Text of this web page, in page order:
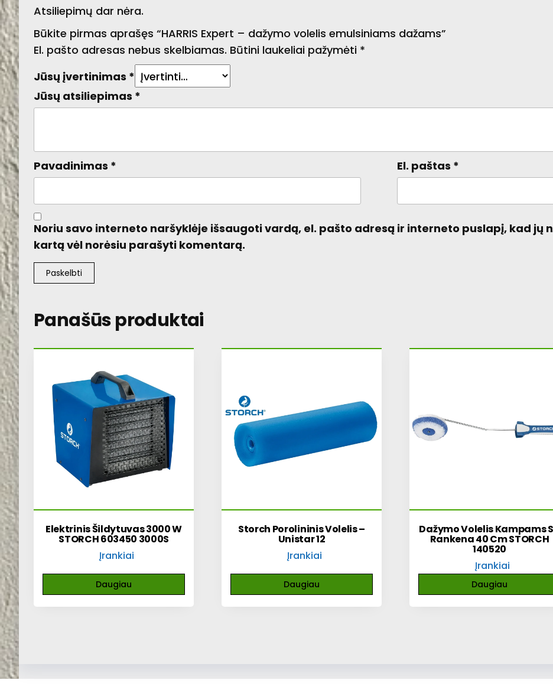
Atsiliepimų dar nėra.
Būkite pirmas aprašęs “HARRIS Expert – dažymo volelis emulsiniams dažams”
El. pašto adresas nebus skelbiamas. Būtini laukeliai pažymėti *
Jūsų įvertinimas *
Jūsų atsiliepimas *
Pavadinimas * El. paštas *
Noriu savo interneto naršyklėje išsaugoti vardą, el. pašto adresą ir interneto puslapį, kad jų
kartą vėl norėsiu parašyti komentarą.
Panašūs produktai
Elektrinis Šildytuvas 3000 W
STORCH 603450 3000S
Įrankiai
Daugiau
Storch Porolininis Volelis –
Unistar 12
Įrankiai
Daugiau
Dažymo Volelis Kampams
Rankena 40 Cm STORCH
140520
Įrankiai
Daugiau